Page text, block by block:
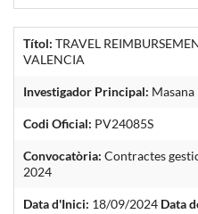
Títol: TRAVEL
VALENCIA
Investigador Principal:
Codi Oficial: PV24085S
Convocatòria: Contractes
2024
Data d'Inici: 18/09/2024 Data